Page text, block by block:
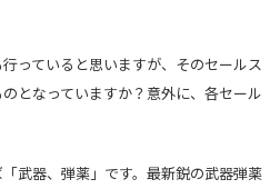
っていると思いますが、そのセールス
となっていますか？意外に、各セール
武器、弾薬」です。最新鋭の武器弾薬